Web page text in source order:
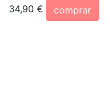
34,90 €
comprar